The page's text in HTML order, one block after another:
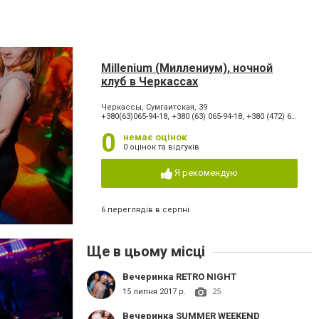
Millenium (Миллениум), ночной
клуб в Черкассах
Черкассы, Сумгаитская, 39
+380(63)065-94-18, +380 (63) 065-94-18, +380 (472) 65-94-18
0 немає оцінок
0 оцінок та відгуків
Я рекомендую
6 переглядів в серпні
Ще в цьому місці
Вечеринка RETRO NIGHT
15 липня 2017 р. 25
Вечеринка SUMMER WEEKEND